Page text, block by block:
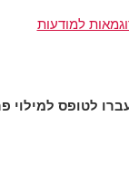
למודעות